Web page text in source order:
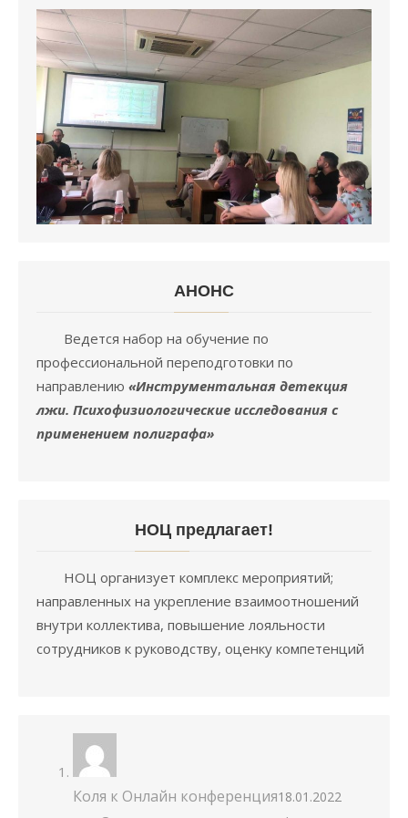
АНОНC
Ведется набор на обучение по
профессиональной переподготовки по
направлению «Инструментальная детекция
лжи. Психофизиологические исследования с
применением полиграфа»
НОЦ предлагает!
НОЦ организует комплекс мероприятий;
направленных на укрепление взаимоотношений
внутри коллектива, повышение лояльности
сотрудников к руководству, оценку компетенций
Коля к Онлайн конференция18.01.2022